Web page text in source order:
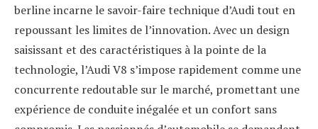
berline incarne le savoir-faire technique d’Audi tout en
repoussant les limites de l’innovation. Avec un design
saisissant et des caractéristiques à la pointe de la
technologie, l’Audi V8 s’impose rapidement comme une
concurrente redoutable sur le marché, promettant une
expérience de conduite inégalée et un confort sans